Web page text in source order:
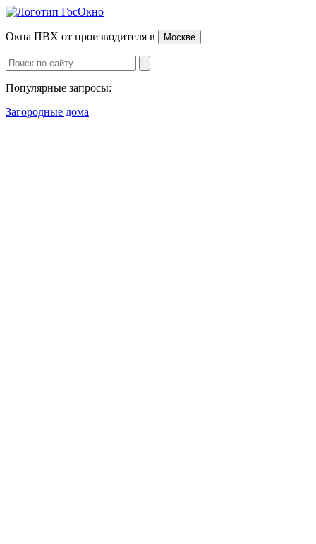
Окна ПВХ от производителя в Москве
Популярные запросы:
Загородные дома